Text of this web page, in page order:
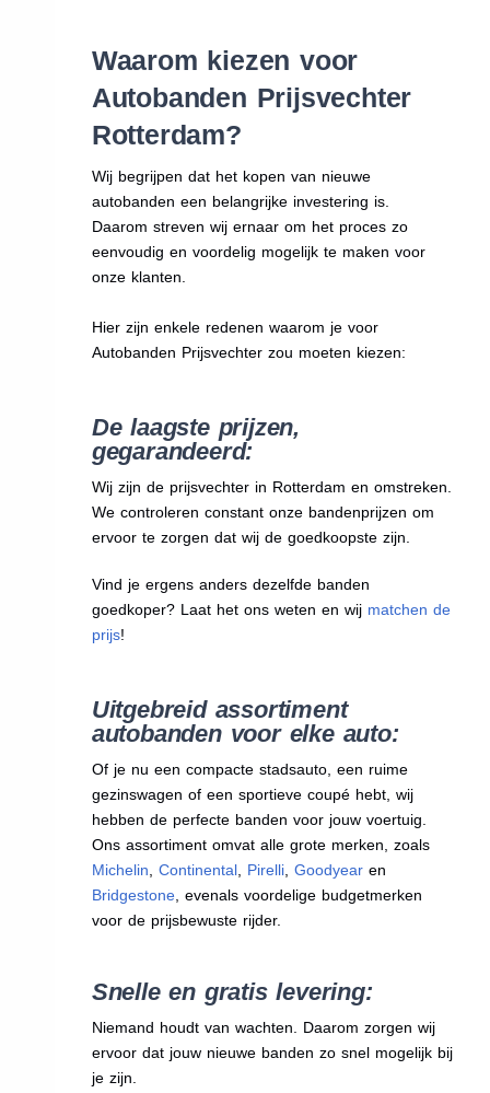
Waarom kiezen voor
Autobanden Prijsvechter
Rotterdam?
Wij begrijpen dat het kopen van nieuwe
autobanden een belangrijke investering is.
Daarom streven wij ernaar om het proces zo
eenvoudig en voordelig mogelijk te maken voor
onze klanten.
Hier zijn enkele redenen waarom je voor
Autobanden Prijsvechter zou moeten kiezen:
De laagste prijzen,
gegarandeerd:
Wij zijn de prijsvechter in Rotterdam en omstreken.
We controleren constant onze bandenprijzen om
ervoor te zorgen dat wij de goedkoopste zijn.
Vind je ergens anders dezelfde banden
goedkoper? Laat het ons weten en wij matchen de
prijs!
Uitgebreid assortiment
autobanden voor elke auto:
Of je nu een compacte stadsauto, een ruime
gezinswagen of een sportieve coupé hebt, wij
hebben de perfecte banden voor jouw voertuig.
Ons assortiment omvat alle grote merken, zoals
Michelin, Continental, Pirelli, Goodyearen
Bridgestone, evenals voordelige budgetmerken
voor de prijsbewuste rijder.
Snelle en gratis levering:
Niemand houdt van wachten. Daarom zorgen wij
ervoor dat jouw nieuwe banden zo snel mogelijk bij
je zijn.